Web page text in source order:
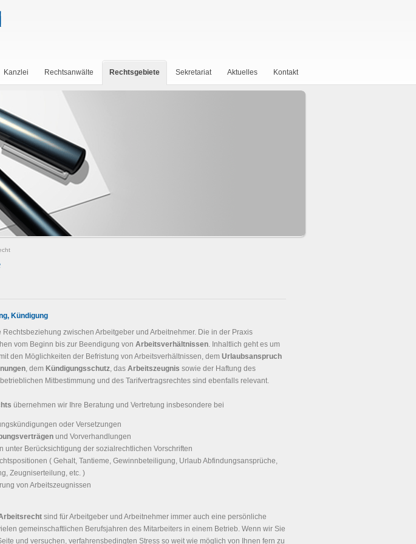
Kanzlei Rechtsanwälte Rechtsgebiete Sekretariat Aktuelles Kontakt
Kündigung
Rechtsbeziehung zwischen Arbeitgeber und Arbeitnehmer. Die in der Praxis
vom Beginn bis zur Beendigung von Arbeitsverhältnissen. Inhaltlich geht es um
mit den Möglichkeiten der Befristung von Arbeitsverhältnissen, dem Urlaubsanspruch
, dem Kündigungsschutz, das Arbeitszeugnis sowie der Haftung des
Mitbestimmung und des Tarifvertragsrechtes sind ebenfalls relevant.
übernehmen wir Ihre Beratung und Vertretung insbesondere bei
oder Versetzungen
und Vorverhandlungen
unter Berücksichtigung der sozialrechtlichen Vorschriften
( Gehalt, Tantieme, Gewinnbeteiligung, Urlaub Abfindungsansprüche,
Zeugniserteilung, etc. )
von Arbeitszeugnissen
sind für Arbeitgeber und Arbeitnehmer immer auch eine persönliche
gemeinschaftlichen Berufsjahren des Mitarbeiters in einem Betrieb. Wenn wir Sie
und versuchen, verfahrensbedingten Stress so weit wie möglich von Ihnen fern zu